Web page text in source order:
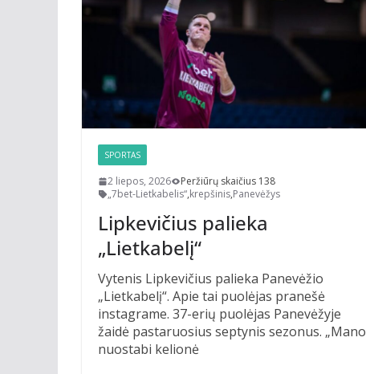
SPORTAS
2 liepos, 2026
Peržiūrų skaičius 138
„7bet-Lietkabelis“,krepšinis,Panevėžys
Lipkevičius palieka
„Lietkabelį“
Vytenis Lipkevičius palieka Panevėžio
„Lietkabelį“. Apie tai puolėjas pranešė
instagrame. 37-erių puolėjas Panevėžyje
žaidė pastaruosius septynis sezonus. „Mano
nuostabi kelionė